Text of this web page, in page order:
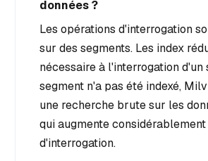
données ?
Les opérations d'interrogation
sur des segments. Les index
nécessaire à l'interrogation d'un
segment n'a pas été indexé,
une recherche brute sur les
qui augmente
d'interrogation.